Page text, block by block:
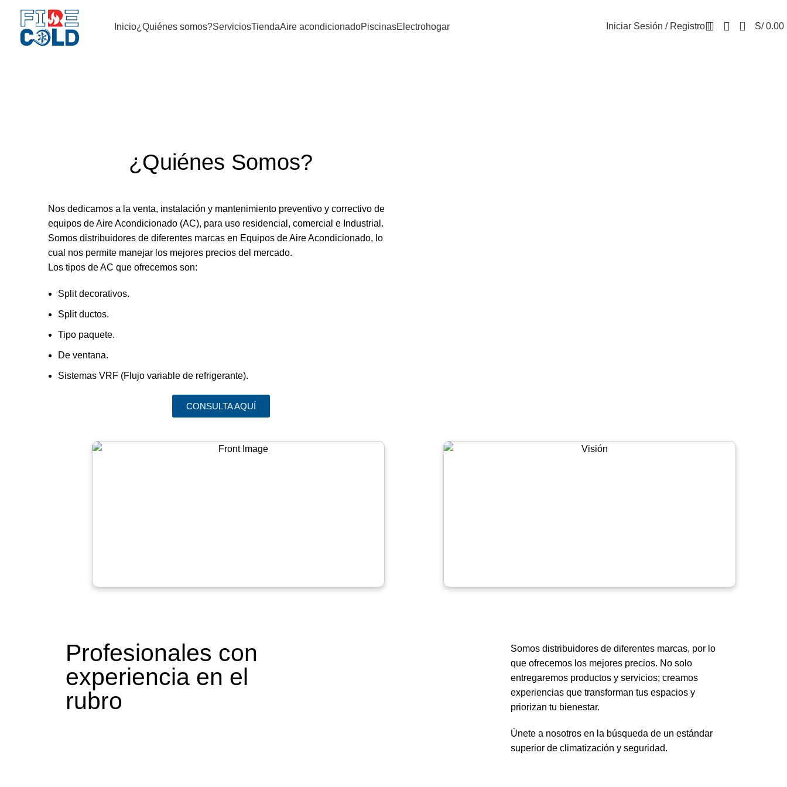
Inicio¿Quiénes somos?ServiciosTiendaAire acondicionadoPiscinasElectrohogar Iniciar Sesión / Registro 0 S/0.00
¿Quiénes Somos?
Nos dedicamos a la venta, instalación y mantenimiento preventivo y correctivo de
equipos de Aire Acondicionado (AC), para uso residencial, comercial e Industrial.
Somos distribuidores de diferentes marcas en Equipos de Aire Acondicionado, lo
cual nos permite manejar los mejores precios del mercado.
Los tipos de AC que ofrecemos son:
Split decorativos.
Split ductos.
Tipo paquete.
De ventana.
Sistemas VRF (Flujo variable de refrigerante).
CONSULTA AQUÍ
Profesionales con
experiencia en el
rubro
Somos distribuidores de diferentes marcas, por lo
que ofrecemos los mejores precios. No solo
entregaremos productos y servicios; creamos
experiencias que transforman tus espacios y
priorizan tu bienestar.
Únete a nosotros en la búsqueda de un estándar
superior de climatización y seguridad.